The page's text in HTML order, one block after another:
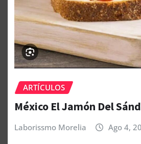
ARTÍCULOS
México El Jamón Del
Laborissmo Morelia Ago 4,